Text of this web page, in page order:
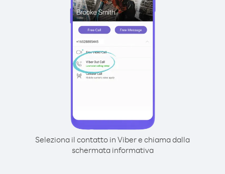
Seleziona il contatto in Viber e chiama dalla
schermata informativa